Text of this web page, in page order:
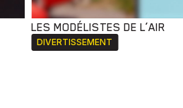
LES MODÉLISTES DE L’AIR
DIVERTISSEMENT